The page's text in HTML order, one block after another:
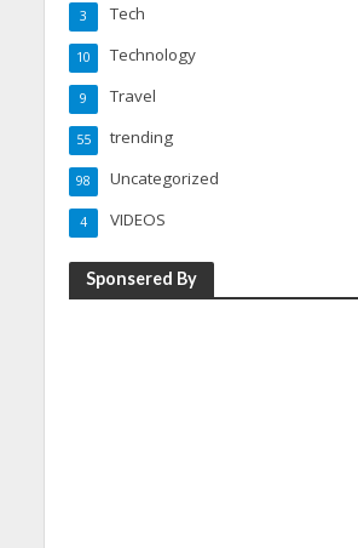
Tech
3
Technology
10
Travel
9
trending
55
Uncategorized
98
VIDEOS
4
Sponsered By